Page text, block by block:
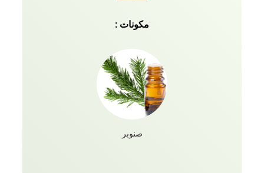
الضوء تماما برائحة حيوية وخفيفة. هذا الرذاذ اللامع والشعر
المنعش عالميا يشعر بانعدام الوزن تماما. يجلب الحياة
مكونات :
صنوبر